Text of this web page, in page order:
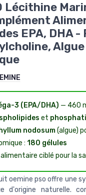
Lécithine
EPA, DHA
3 (EPA/DHA) — 460
et
nodosum(algue)
: 180 gélules
ciblé pour la
oemine pso offre une
d'origine naturelle.